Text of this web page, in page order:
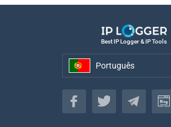
Best IP Logger & IP Tools
Português
Português